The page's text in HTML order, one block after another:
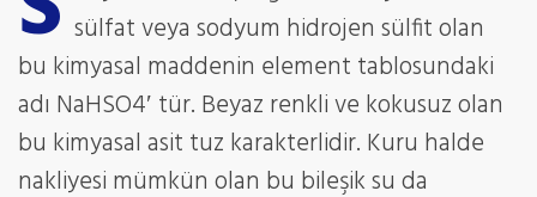
sülfat veya sodyum hidrojen sülfit olan
bu kimyasal maddenin element tablosundaki
adı NaHSO4′ tür. Beyaz renkli ve kokusuz olan
bu kimyasal asit tuz karakterlidir. Kuru halde
nakliyesi mümkün olan bu bileşik su da